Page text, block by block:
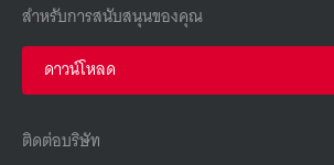
สำหรับการสนับสนุนของคุณ
ดาวน์โหลด
ติดต่อบริษัท